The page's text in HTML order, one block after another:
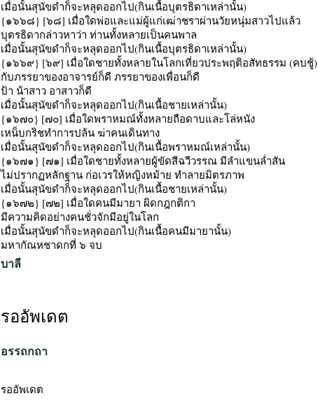
เมื่อนั้นสุนัขดำก็จะหลุดออกไป(กินเนื้อบุตรธิดาเหล่านั้น)
{๑๖๖๘} [๖๘] เมื่อใดพ่อและแม่ผู้แก่เฒ่าชราผ่านวัยหนุ่มสาวไปแล้ว
บุตรธิดากล่าวหาว่า ท่านทั้งหลายเป็นคนพาล
เมื่อนั้นสุนัขดำก็จะหลุดออกไป(กินเนื้อบุตรธิดาเหล่านั้น)
{๑๖๖๙} [๖๙] เมื่อใดชายทั้งหลายในโลกเที่ยวประพฤติอสัทธรรม (คบชู้)
กับภรรยาของอาจารย์ก็ดี ภรรยาของเพื่อนก็ดี
ป้า น้าสาว อาสาวก็ดี
เมื่อนั้นสุนัขดำก็จะหลุดออกไป(กินเนื้อชายเหล่านั้น)
{๑๖๗๐} [๗๐] เมื่อใดพราหมณ์ทั้งหลายถือดาบและโล่หนัง
เหน็บกริชทำการปล้น ฆ่าคนเดินทาง
เมื่อนั้นสุนัขดำก็จะหลุดออกไป(กินเนื้อพราหมณ์เหล่านั้น)
{๑๖๗๑} [๗๑] เมื่อใดชายทั้งหลายผู้ขัดสีฉวีวรรณ มีลำแขนล่ำสัน
ไม่ปรากฏหลักฐาน ก่อเวรให้หญิงหม้าย ทำลายมิตรภาพ
เมื่อนั้นสุนัขดำก็จะหลุดออกไป(กินเนื้อชายเหล่านั้น)
{๑๖๗๒} [๗๒] เมื่อใดคนมีมายา ผิดกฎกติกา
มีความคิดอย่างคนชั่วจักมีอยู่ในโลก
เมื่อนั้นสุนัขดำก็จะหลุดออกไป(กินเนื้อคนมีมายานั้น)
มหากัณหชาดกที่ ๖ จบ
บาลี
รออัพเดต
อรรถกถา
รออัพเดต